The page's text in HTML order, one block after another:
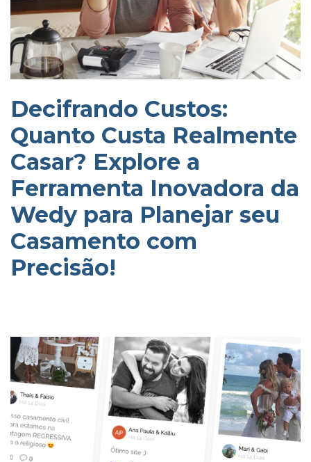
Decifrando Custos:
Quanto Custa Realmente
Casar? Explore a
Ferramenta Inovadora da
Wedy para Planejar seu
Casamento com
Precisão!